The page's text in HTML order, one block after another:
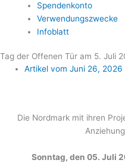
Spendenkonto
Verwendungszwecke
Infoblatt
Tag der Offenen Tür am 5. Juli
Artikel vomJuni 26, 2026
Die Nordmark mit ihren
Sonntag, den 05. Juli